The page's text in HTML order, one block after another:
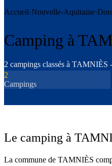
Accueil›Nouvelle-Aquitaine›
Camping à
2 campings classés à TAMNIÈS -
2
Campings
Le camping à
La commune de TAMNIÈS